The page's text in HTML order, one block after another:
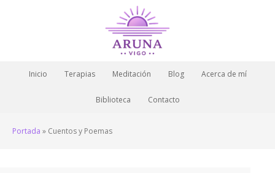
Inicio Terapias Meditación Blog Acerca de mí
Biblioteca Contacto
Portada » Cuentos y Poemas